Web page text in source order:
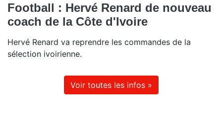
Football : Hervé Renard de nouveau
coach de la Côte d'Ivoire
Hervé Renard va reprendre les commandes de la
sélection ivoirienne.
Voir toutes les infos »